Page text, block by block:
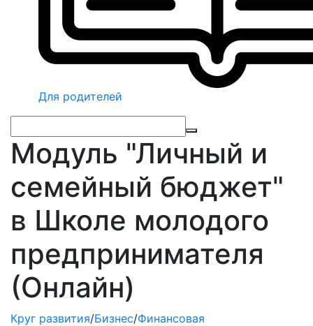
Для родителей
Модуль "Личный и
семейный бюджет"
в Школе молодого
предпринимателя
(Онлайн)
Круг развития/Бизнес/Финансовая